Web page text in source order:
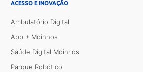
ACESSO E INOVAÇÃO
Ambulatório Digital
App + Moinhos
Saúde Digital Moinhos
Parque Robótico